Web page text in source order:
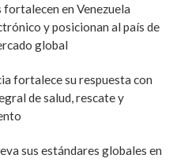
en Venezuela
y posicionan al país de
global
fortalece su respuesta con
de salud, rescate y
sus estándares globales en